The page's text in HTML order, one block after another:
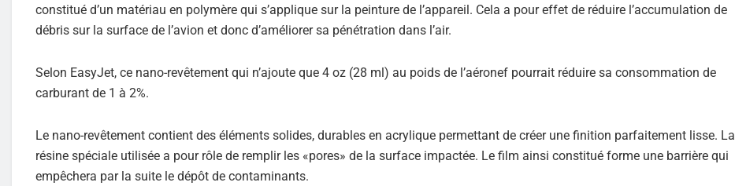
constitué d’un matériau en polymère qui s’applique sur la peinture de l’appareil. Cela a pour effet de réduire l’accumulation de
débris sur la surface de l’avion et donc d’améliorer sa pénétration dans l’air.
Selon EasyJet, ce nano-revêtement qui n’ajoute que 4 oz (28 ml) au poids de l’aéronef pourrait réduire sa consommation de
carburant de 1 à 2%.
Le nano-revêtement contient des éléments solides, durables en acrylique permettant de créer une finition parfaitement lisse. La
résine spéciale utilisée a pour rôle de remplir les «pores» de la surface impactée. Le film ainsi constitué forme une barrière qui
empêchera par la suite le dépôt de contaminants.